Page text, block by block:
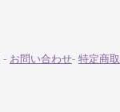
- お問い合わせ- 特定商